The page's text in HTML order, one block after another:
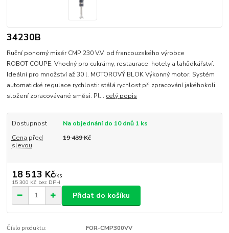
34230B
Ruční ponorný mixér CMP 230 V.V. od francouzského výrobce
ROBOT COUPE. Vhodný pro cukrárny, restaurace, hotely a lahůdkářství.
Ideální pro množství až 30 l. MOTOROVÝ BLOK Výkonný motor. Systém
automatické regulace rychlosti: stálá rychlost při zpracování jakéhokoli
složení zpracovávané směsi. Pl... celý popis
Dostupnost
Na objednání do 10 dnů 1 ks
Cena před
slevou
19 439 Kč
18 513 Kč/ks
15 300 Kč bez DPH
Přidat do košíku
Číslo produktu: FOR-CMP300VV